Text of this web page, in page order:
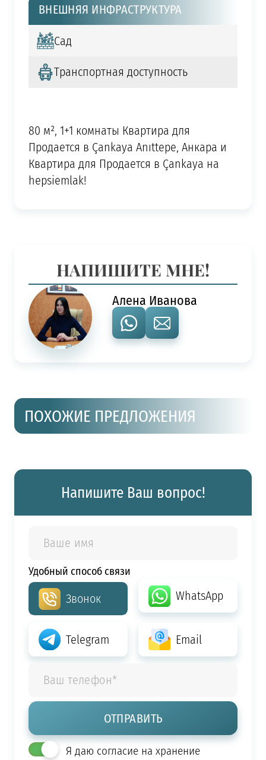
ВНЕШНЯЯ ИНФРАСТРУКТУРА
Сад
Транспортная доступность
80 м², 1+1 комнаты Квартира для
Продается в Çankaya Anıttepe, Анкара и
Квартира для Продается в Çankaya на
hepsiemlak!
НАПИШИТЕ МНЕ!
Алена Иванова
ПОХОЖИЕ ПРЕДЛОЖЕНИЯ
Напишите Ваш вопрос!
Удобный способ связи
Звонок WhatsApp
Telegram Email
Я даю согласие на хранение